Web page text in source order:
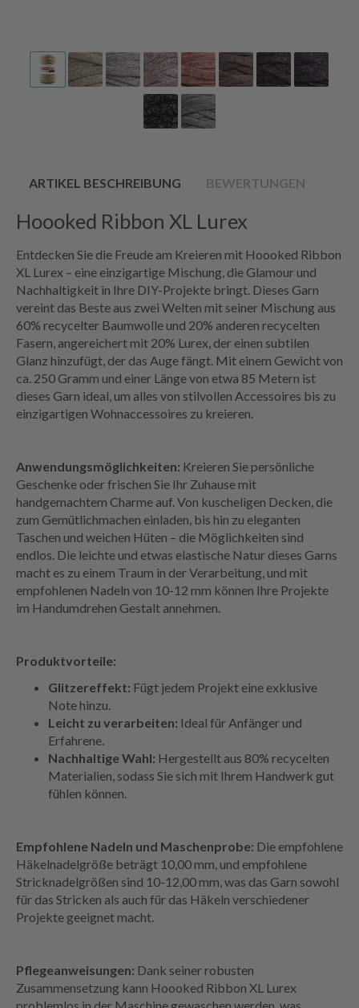
ARTIKEL BESCHREIBUNG BEWERTUNGEN
Hoooked Ribbon XL Lurex
Entdecken Sie die Freude am Kreieren mit Hoooked Ribbon
XL Lurex – eine einzigartige Mischung, die Glamour und
Nachhaltigkeit in Ihre DIY-Projekte bringt. Dieses Garn
vereint das Beste aus zwei Welten mit seiner Mischung aus
60% recycelter Baumwolle und 20% anderen recycelten
Fasern, angereichert mit 20% Lurex, der einen subtilen
Glanz hinzufügt, der das Auge fängt. Mit einem Gewicht von
ca. 250 Gramm und einer Länge von etwa 85 Metern ist
dieses Garn ideal, um alles von stilvollen Accessoires bis zu
einzigartigen Wohnaccessoires zu kreieren.
Anwendungsmöglichkeiten: Kreieren Sie persönliche
Geschenke oder frischen Sie Ihr Zuhause mit
handgemachtem Charme auf. Von kuscheligen Decken, die
zum Gemütlichmachen einladen, bis hin zu eleganten
Taschen und weichen Hüten – die Möglichkeiten sind
endlos. Die leichte und etwas elastische Natur dieses Garns
macht es zu einem Traum in der Verarbeitung, und mit
empfohlenen Nadeln von 10-12 mm können Ihre Projekte
im Handumdrehen Gestalt annehmen.
Produktvorteile:
Glitzereffekt: Fügt jedem Projekt eine exklusive
Note hinzu.
Leicht zu verarbeiten: Ideal für Anfänger und
Erfahrene.
Nachhaltige Wahl: Hergestellt aus 80% recycelten
Materialien, sodass Sie sich mit Ihrem Handwerk gut
fühlen können.
Empfohlene Nadeln und Maschenprobe: Die empfohlene
Häkelnadelgröße beträgt 10,00 mm, und empfohlene
Stricknadelgrößen sind 10-12,00 mm, was das Garn sowohl
für das Stricken als auch für das Häkeln verschiedener
Projekte geeignet macht.
Pflegeanweisungen: Dank seiner robusten
Zusammensetzung kann Hoooked Ribbon XL Lurex